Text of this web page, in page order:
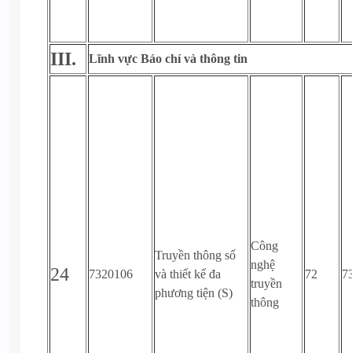
III. Lĩnh vực Báo chí và thông tin
24 7320106
Truyền thông số
và thiết kế đa
phương tiện (S)
Công
nghệ
truyền
thông
72